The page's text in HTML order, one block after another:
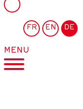
FR EN DE
MENU